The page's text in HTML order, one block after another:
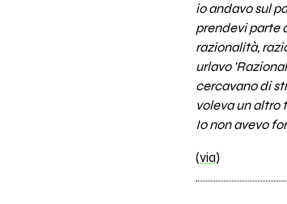
io andavo sul
prendevi parte
razionalità,
urlavo
cercavano di
voleva un altro
Io non avevo
(via)